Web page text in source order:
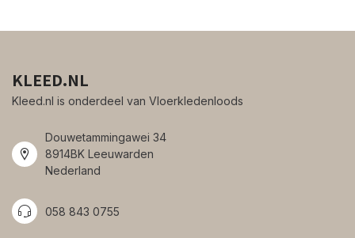
KLEED.NL
Kleed.nl is onderdeel van Vloerkledenloods
Douwetammingawei 34
8914BK Leeuwarden
Nederland
058 843 0755